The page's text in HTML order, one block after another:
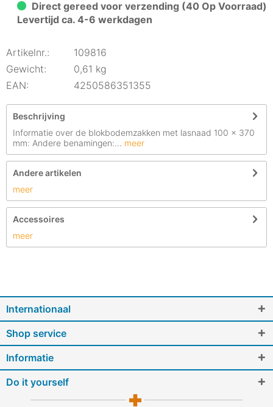
Direct gereed voor verzending (40 Op Voorraad)
Levertijd ca. 4-6 werkdagen
Artikelnr.:
109816
Gewicht:
0,61 kg
EAN:
4250586351355
Beschrijving
Informatie over de blokbodemzakken met lasnaad 100 x 370
mm: Andere benamingen:... meer
Andere artikelen
meer
Accessoires
meer
Internationaal
Shop service
Informatie
Do it yourself